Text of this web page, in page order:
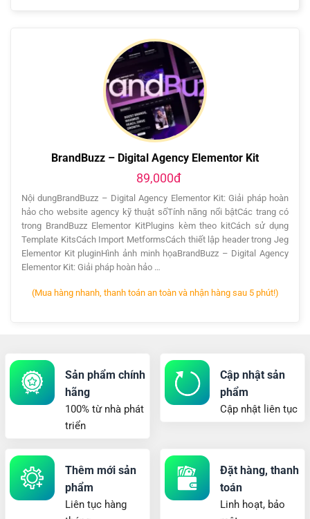
BrandBuzz – Digital Agency Elementor Kit
89,000đ
Nội dungBrandBuzz – Digital Agency Elementor Kit: Giải pháp hoàn
hảo cho website agency kỹ thuật sốTính năng nổi bậtCác trang có
trong BrandBuzz Elementor KitPlugins kèm theo kitCách sử dụng
Template KitsCách Import MetformsCách thiết lập header trong Jeg
Elementor Kit pluginHình ảnh minh họaBrandBuzz – Digital Agency
Elementor Kit: Giải pháp hoàn hảo …
(Mua hàng nhanh, thanh toán an toàn và nhận hàng sau 5 phút!)
Sản phẩm chính
hãng
100% từ nhà phát
triển
Cập nhật sản
phẩm
Cập nhật liên tục
Thêm mới sản
phẩm
Liên tục hàng
Đặt hàng, thanh
toán
Linh hoạt, bảo